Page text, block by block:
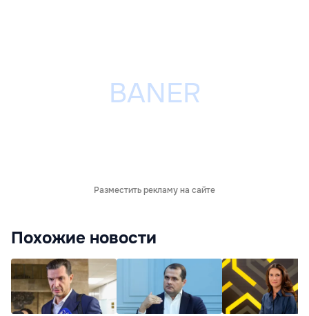
Разместить рекламу на сайте
Похожие новости